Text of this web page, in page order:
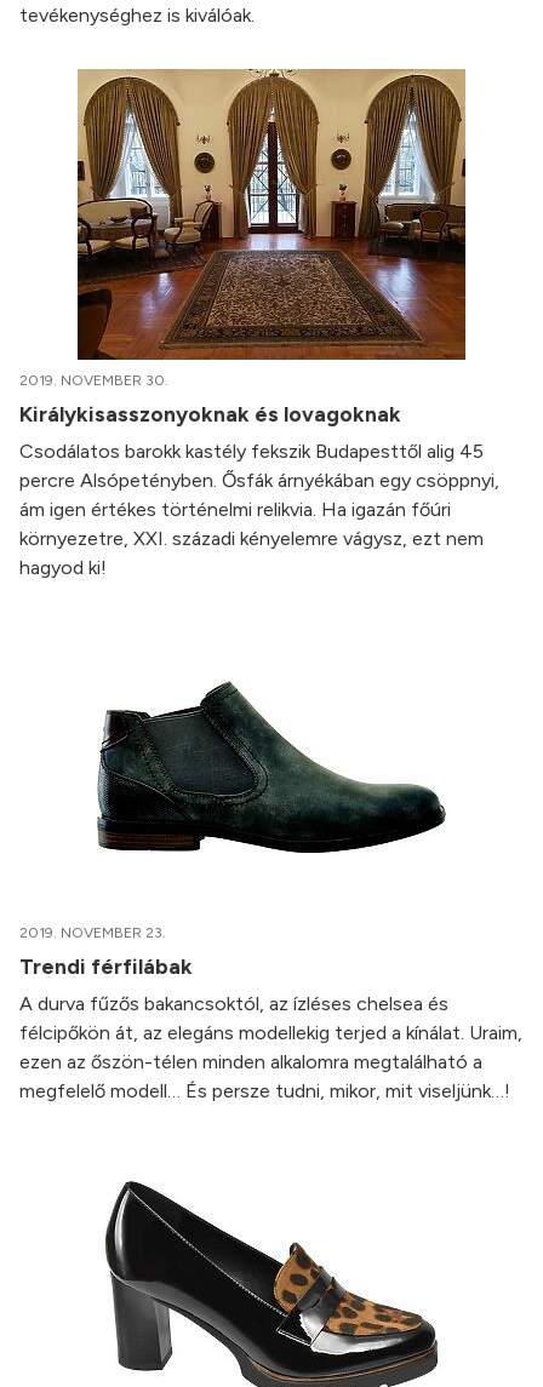
tevékenységhez is kiválóak.
2019. NOVEMBER 30.
Királykisasszonyoknak és lovagoknak
Csodálatos barokk kastély fekszik Budapesttől alig 45
percre Alsópetényben. Ősfák árnyékában egy csöppnyi,
ám igen értékes történelmi relikvia. Ha igazán főúri
környezetre, XXI. századi kényelemre vágysz, ezt nem
hagyod ki!
2019. NOVEMBER 23.
Trendi férfilábak
A durva fűzős bakancsoktól, az ízléses chelsea és
félcipőkön át, az elegáns modellekig terjed a kínálat. Uraim,
ezen az őszön-télen minden alkalomra megtalálható a
megfelelő modell… És persze tudni, mikor, mit viseljünk…!